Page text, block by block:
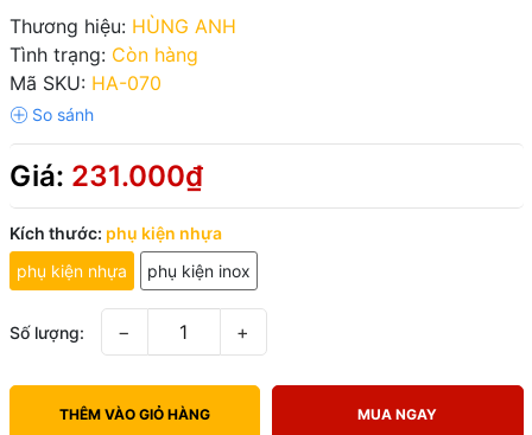
Thương hiệu: HÙNG ANH
Tình trạng: Còn hàng
Mã SKU: HA-070
Giá: 231.000₫
Kích thước: phụ kiện nhựa
phụ kiện nhựa
phụ kiện inox
Số lượng: − +
THÊM VÀO GIỎ HÀNG MUA NGAY